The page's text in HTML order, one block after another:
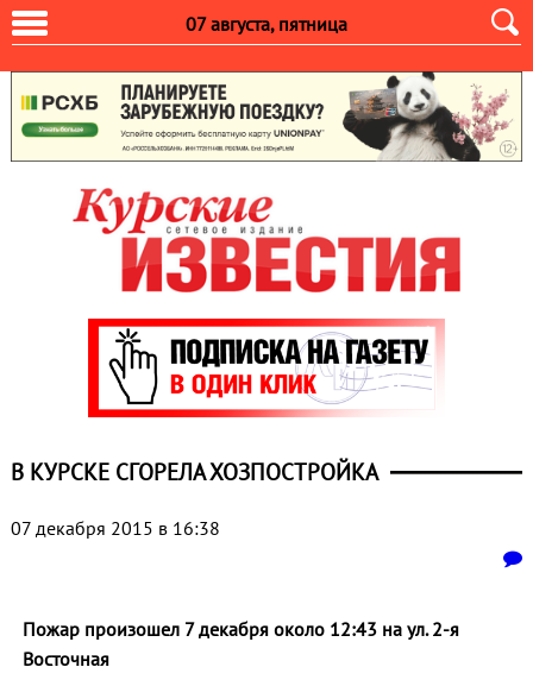
07 августа, пятница
В КУРСКЕ СГОРЕЛА ХОЗПОСТРОЙКА
07 декабря 2015 в 16:38
Пожар произошел 7 декабря около 12:43 на ул. 2-я
Восточная